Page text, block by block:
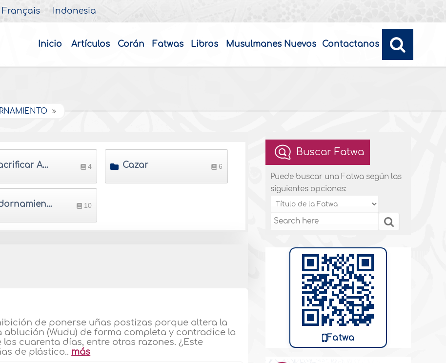
Français Indonesia
Inicio Artículos Corán Fatwas Libros Musulmanes Nuevos Contactanos
Sacrificar Animales lícitos 4 Cazar 6
Adornamiento 10
de ponerse uñas postizas porque altera la
(Wudu) de forma completa y contradice la
cuarenta días, entre otras razones. ¿Este
de plástico.. más
Buscar Fatwa
Puede buscar una Fatwa según las
siguientes opciones:
Fatwa